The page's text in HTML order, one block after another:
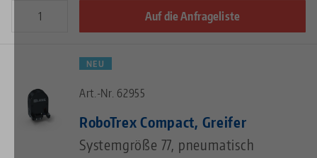
Auf die Anfrageliste
NEU
Art.-Nr. 62955
RoboTrex Compact, Greifer
Systemgröße 77, pneumatisch